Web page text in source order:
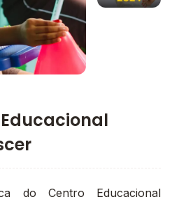
do Centro Educacional